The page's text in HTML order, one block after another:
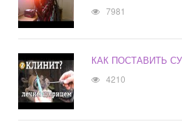
7981
КАК ПОСТАВИТЬ
4210